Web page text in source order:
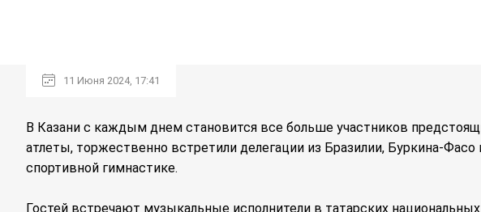
11 Июня 2024, 17:41
В Казани с каждым днем становится все больше участников
атлеты, торжественно встретили делегации из Бразилии, Буркина-
спортивной гимнастике.
Гостей встречают музыкальные исполнители в татарских